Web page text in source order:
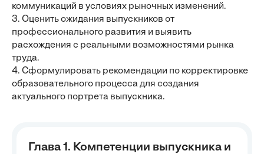
коммуникаций в условиях рыночных изменений.
3. Оценить ожидания выпускников от
профессионального развития и выявить
расхождения с реальными возможностями рынка
труда.
4. Сформулировать рекомендации по корректировке
образовательного процесса для создания
актуального портрета выпускника.
Глава 1. Компетенции выпускника и